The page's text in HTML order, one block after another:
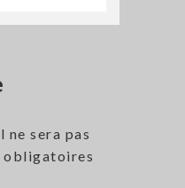
ne sera pas
obligatoires